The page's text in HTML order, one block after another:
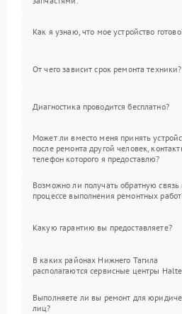
Как я узнаю, что мое устройство
От чего зависит срок ремонта техники?
Диагностика проводится бесплатно?
Может ли вместо меня принять
после ремонта другой человек,
телефон которого я предоставлю?
Возможно ли получать обратную связь
процессе выполнения ремонтных
Какую гарантию вы предоставляете?
В каких районах Нижнего Тагила
располагаются сервисные центры
Выполняете ли вы ремонт для
лиц?